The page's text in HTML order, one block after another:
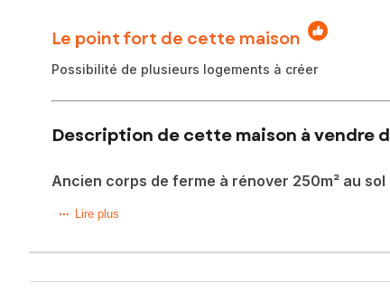
Le point fort de cette maison
Possibilité de plusieurs logements à créer
Description de cette maison à vendre
Ancien corps de ferme à rénover 250m² au sol
Dans la campagne d’ Authon- Ebéon, je vous propose
Une cour exposée SUD d’environ 220m²
Assainissement individuel à créer
Lire plus